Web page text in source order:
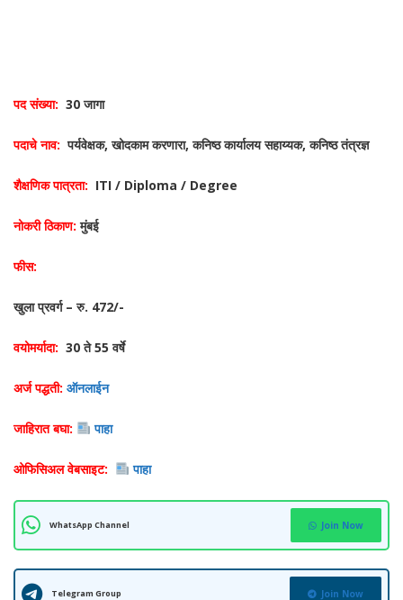
पद संख्या: 30 जागा
पदाचे नाव: पर्यवेक्षक, खोदकाम करणारा, कनिष्ठ कार्यालय सहाय्यक, कनिष्ठ तंत्रज्ञ
शैक्षणिक पात्रता: ITI / Diploma / Degree
नोकरी ठिकाण: मुंबई
फीस:
खुला प्रवर्ग – रु. 472/-
वयोमर्यादा: 30 ते 55 वर्षे
अर्ज पद्धती: ऑनलाईन
जाहिरात बघा: पाहा
ओफिसिअल वेबसाइट: पाहा
WhatsApp Channel Join Now
Telegram Group Join Now